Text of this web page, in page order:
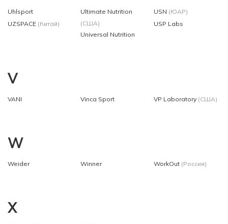
Uhlsport
UZSPACE (Китай)
Ultimate Nutrition
(США)
Universal Nutrition
USN (ЮАР)
USP Labs
V
VANI Vinca Sport VP Laboratory (США)
W
Weider Winner WorkOut (Россия)
X